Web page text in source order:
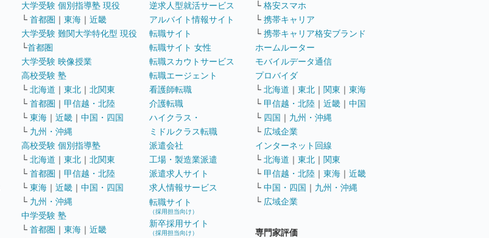
大学受験 個別指導塾 現役
└ 首都圏 ｜ 東海 ｜ 近畿
大学受験 難関大学特化型 現役
└首都圏
大学受験 映像授業
高校受験 塾
└ 北海道 ｜ 東北 ｜ 北関東
└ 首都圏 ｜ 甲信越・北陸
└ 東海 ｜ 近畿 ｜ 中国・四国
└ 九州・沖縄
高校受験 個別指導塾
└ 北海道 ｜ 東北 ｜ 北関東
└ 首都圏 ｜ 甲信越・北陸
└ 東海 ｜ 近畿 ｜ 中国・四国
└ 九州・沖縄
中学受験 塾
└ 首都圏 ｜ 東海 ｜ 近畿
逆求人型就活サービス
アルバイト情報サイト
転職サイト
転職サイト 女性
転職スカウトサービス
転職エージェント
看護師転職
介護転職
ハイクラス・
ミドルクラス転職
派遣会社
工場・製造業派遣
派遣求人サイト
求人情報サービス
転職サイト
（採用担当向け）
新卒採用サイト
（採用担当向け）
└ 格安スマホ
└ 携帯キャリア
└ 携帯キャリア格安ブランド
ホームルーター
モバイルデータ通信
プロバイダ
└ 北海道 ｜ 東北 ｜ 関東 ｜ 東海
└ 甲信越・北陸 ｜ 近畿 ｜ 中国
└ 四国 ｜ 九州・沖縄
└ 広域企業
インターネット回線
└ 北海道 ｜ 東北 ｜ 関東
└ 甲信越・北陸 ｜ 東海 ｜ 近畿
└ 中国・四国 ｜ 九州・沖縄
└ 広域企業
専門家評価